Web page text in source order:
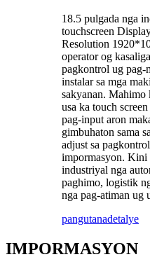
18.5 pulgada nga
touchscreen
Resolution
operator og
pagkontrol ug pag-
instalar sa mga
sakyanan. Mahimo
usa ka touch
pag-input aron
gimbuhaton sama
adjust sa
impormasyon. Kini
industriyal nga
paghimo, logistik
nga pag-atiman ug
pangutanadetalye
IMPORMASYON